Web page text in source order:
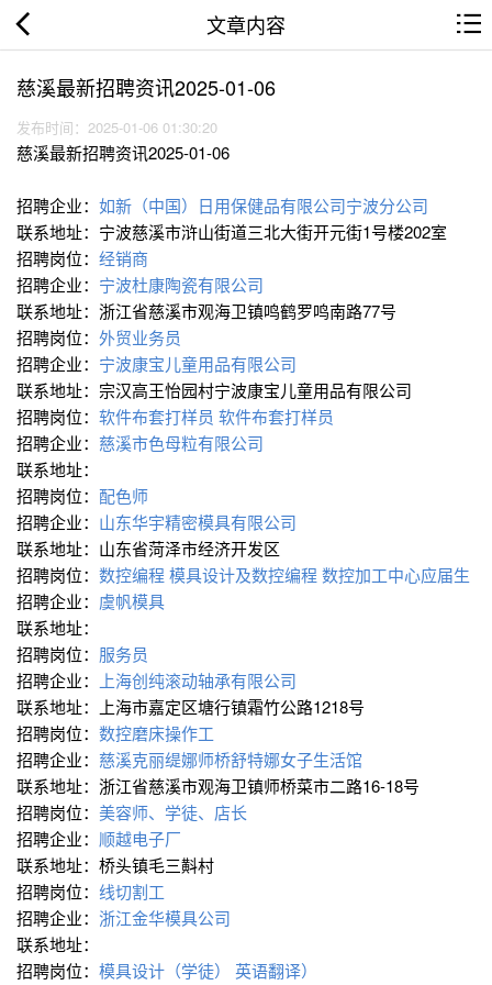
文章内容
慈溪最新招聘资讯2025-01-06
发布时间：2025-01-06 01:30:20
慈溪最新招聘资讯2025-01-06
招聘企业： 如新（中国）日用保健品有限公司宁波分公司
联系地址：宁波慈溪市浒山街道三北大街开元街1号楼202室
招聘岗位： 经销商
招聘企业： 宁波杜康陶瓷有限公司
联系地址：浙江省慈溪市观海卫镇鸣鹤罗鸣南路77号
招聘岗位： 外贸业务员
招聘企业： 宁波康宝儿童用品有限公司
联系地址：宗汉高王怡园村宁波康宝儿童用品有限公司
招聘岗位： 软件布套打样员 软件布套打样员
招聘企业： 慈溪市色母粒有限公司
联系地址：
招聘岗位： 配色师
招聘企业： 山东华宇精密模具有限公司
联系地址：山东省菏泽市经济开发区
招聘岗位： 数控编程 模具设计及数控编程 数控加工中心应届生
招聘企业： 虞帆模具
联系地址：
招聘岗位： 服务员
招聘企业：
上海创纯滚动轴承有限公司
联系地址：上海市嘉定区塘行镇霜竹公路1218号
招聘岗位： 数控磨床操作工
招聘企业： 慈溪克丽缇娜师桥舒特娜女子生活馆
联系地址：浙江省慈溪市观海卫镇师桥菜市二路16-18号
招聘岗位： 美容师、学徒、店长
招聘企业： 顺越电子厂
联系地址：桥头镇毛三斢村
招聘岗位： 线切割工
招聘企业： 浙江金华模具公司
联系地址：
招聘岗位： 模具设计（学徒） 英语翻译）